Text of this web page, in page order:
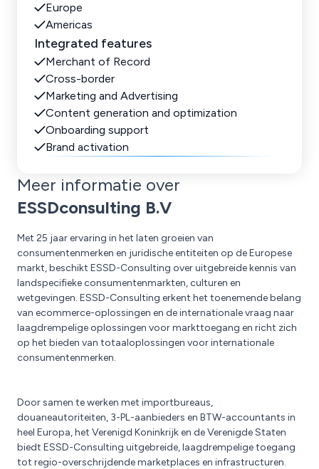
Europe
Americas
Integrated features
Merchant of Record
Cross-border
Marketing and Advertising
Content generation and optimization
Onboarding support
Brand activation
Meer informatie over
ESSDconsulting B.V
Met 25 jaar ervaring in het laten groeien van
consumentenmerken en juridische entiteiten op de Europese
markt, beschikt ESSD-Consulting over uitgebreide kennis van
landspecifieke consumentenmarkten, culturen en
wetgevingen. ESSD-Consulting erkent het toenemende belang
van ecommerce-oplossingen en de internationale vraag naar
laagdrempelige oplossingen voor markttoegang en richt zich
op het bieden van totaaloplossingen voor internationale
consumentenmerken.
Door samen te werken met importbureaus,
douaneautoriteiten, 3-PL-aanbieders en BTW-accountants in
heel Europa, het Verenigd Koninkrijk en de Verenigde Staten
biedt ESSD-Consulting uitgebreide, laagdrempelige toegang
tot regio-overschrijdende marketplaces en infrastructuren.